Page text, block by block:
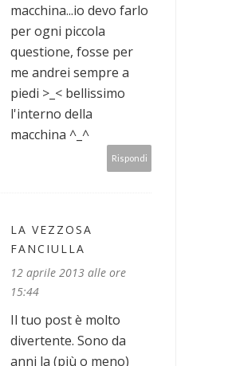
macchina...io devo farlo
per ogni piccola
questione, fosse per
me andrei sempre a
piedi >_< bellissimo
l'interno della
macchina ^_^
Rispondi
LA VEZZOSA
FANCIULLA
12 aprile 2013 alle ore
15:44
Il tuo post è molto
divertente. Sono da
anni la (più o meno)